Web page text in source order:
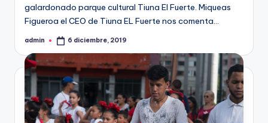
galardonado parque cultural Tiuna El Fuerte. Miqueas
Figueroa el CEO de Tiuna EL Fuerte nos comenta…
Publicado
admin 6 diciembre, 2019